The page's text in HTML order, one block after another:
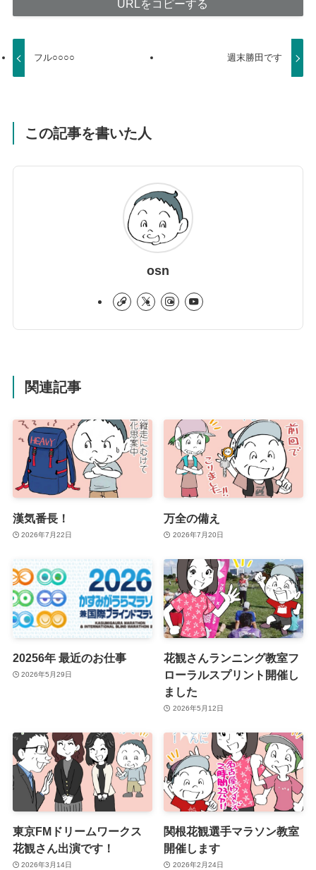
URLをコピーする
フル○○○○ 週末勝田です
この記事を書いた人
osn
関連記事
漢気番長！
2026年7月22日
万全の備え
2026年7月20日
20256年 最近のお仕事
2026年5月29日
花観さんランニング教室フ
ローラルスプリント開催し
ました
2026年5月12日
東京FMドリームワークス
花観さん出演です！
2026年3月14日
関根花観選手マラソン教室
開催します
2026年2月24日